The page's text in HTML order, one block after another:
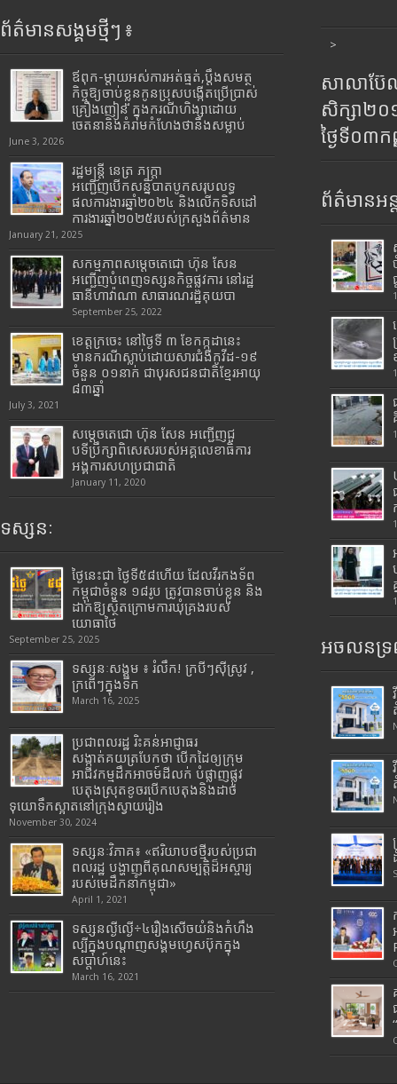
ព័ត៌មានសង្គមថ្មីៗ ៖
ឪពុក-ម្ដាយអស់ការអត់ធ្មត់,ប្ដឹងសមត្ថ
កិច្ចឱ្យចាប់ខ្លួនកូនប្រុសបង្កើតប្រើប្រាស់
គ្រឿងញៀន ក្នុងករណីហិង្សាដោយ
ចេតនានិងគំរាមកំហែងថានឹងសម្លាប់
June 3, 2026
រដ្ឋមន្រ្តី​ នេត្រ​ ភក្ត្រា​
អញ្ជើញបើកសន្និបាតបូកសរុបលទ្ធ
ផលការងារឆ្នាំ២០២៤ និងលើកទិសដៅ
ការងារឆ្នាំ២០២៥របស់​ក្រសួង​ព័ត៌មាន​
January 21, 2025
សកម្មភាពសម្តេចតេជោ ហ៊ុន សែន
អញ្ជើញបំពេញទស្សនកិច្ចផ្លូវការ នៅរដ្ឋ
ធានីហាវ៉ាណា សាធារណរដ្ឋគុយបា
September 25, 2022
ខេត្តក្រចេះ នៅថ្ងៃទី ៣ ខែកក្កដានេះ
មានករណីស្លាប់ដោយសារជំងឺកូវីដ-១៩
ចំនួន ០១នាក់ ជាបុរសជនជាតិខ្មែរអាយុ
៨៣ឆ្នាំ
July 3, 2021
សម្តេចតេជោ ហ៊ុន សែន អញ្ជើញជួ
បទីប្រឹក្សាពិសេសរបស់អគ្គលេខាធិការ
អង្គការសហប្រជាជាតិ
January 11, 2020
ទស្សនៈ
ថ្ងៃនេះជា ថ្ងៃទី៥៨ហើយ ដែលវីរកងទ័ព
កម្ពុជាចំនួន ១៨រូប ត្រូវបានចាប់ខ្លួន និង
ដាក់ឱ្យស្ថិតក្រោមការឃុំគ្រងរបស់
យោធាថៃ
September 25, 2025
ទស្សនៈសង្គម ៖ រំលឹក! ក្របីៗស៊ីស្រូវ ,
ក្រពើៗក្នុងទឹក
March 16, 2025
ប្រជាពលរដ្ឋ រិះគន់អាជ្ញាធរ
សង្កាត់គយត្របែកថា បើកដៃឲ្យក្រុម
អាជីវកម្មដឹកអាចម៍ដីលក់ បំផ្លាញផ្លូវ
បេតុងស្រុតខូចរបើកបេតុងនិងដាច់
ទុយោទឹកស្អាតនៅក្រុងស្វាយរៀង
November 30, 2024
ទស្សនៈវិភាគ៖ «ឥរិយាបថថ្មីរបស់ប្រជា
ពលរដ្ឋ បង្ហាញពីគុណសម្បត្តិដ៏អស្ចារ្យ
របស់មេដឹកនាំកម្ពុជា»
April 1, 2021
ទស្សនល្ងីល្ងើ÷៤រឿងសើចយំនិងកំហឹង
ល្បីក្នុងបណ្តាញសង្គមហ្វេសប៊ុកក្នុង
សប្តាហ៍នេះ
March 16, 2021
>
សាលាប៊ែ
សិក្សា២
ថ្ងៃទី០៣
ព័ត៌មានអន្
អចលនទ្រ